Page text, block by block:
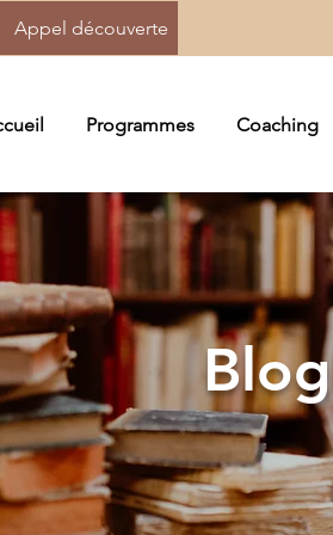
Appel découverte
Programmes Coaching
Blog